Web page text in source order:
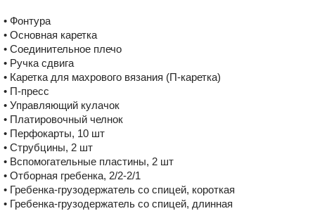
• Фонтура
• Основная каретка
• Соединительное плечо
• Ручка сдвига
• Каретка для махрового вязания (П-каретка)
• П-пресс
• Управляющий кулачок
• Платировочный челнок
• Перфокарты, 10 шт
• Струбцины, 2 шт
• Вспомогательные пластины, 2 шт
• Отборная гребенка, 2/2-2/1
• Гребенка-грузодержатель со спицей, короткая
• Гребенка-грузодержатель со спицей, длинная